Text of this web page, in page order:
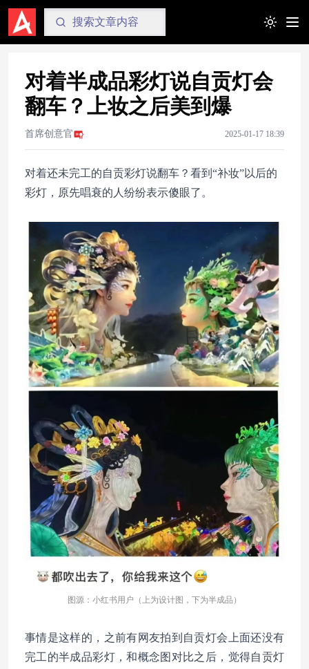
Toggle
对着半成品彩灯说自贡灯会
翻车？上妆之后美到爆
首席创意官 2025-01-17 18:39
对着还未完工的自贡彩灯说翻车？ 看到“补妆”以后的
彩灯，原先唱衰的人纷纷表示傻眼了。
图源：小红书用户（上为设计图，下为半成品）
事情是这样的，之前有网友拍到自贡灯会上面还没有
完工的半成品彩灯，和概念图对比之后，觉得自贡灯